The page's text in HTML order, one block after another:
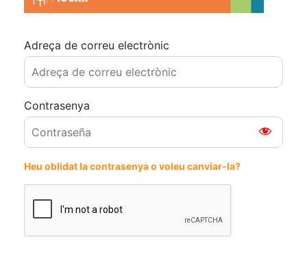
Adreça de correu electrònic
Contrasenya
Heu oblidat la contrasenya o voleu canviar-la?